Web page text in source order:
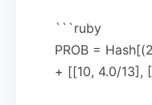
```ruby
PROB =
+ [[10, 4.0/13],